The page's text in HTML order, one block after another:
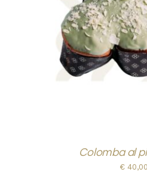
AGGIUNGI AL
DETTAGLI
Colomba al
€ 40,00